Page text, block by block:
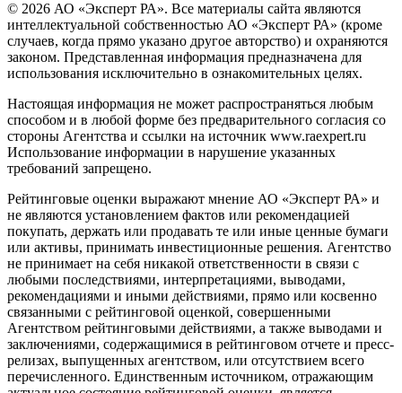
© 2026 АО «Эксперт РА». Все материалы сайта являются
интеллектуальной собственностью АО «Эксперт РА» (кроме
случаев, когда прямо указано другое авторство) и охраняются
законом. Представленная информация предназначена для
использования исключительно в ознакомительных целях.
Настоящая информация не может распространяться любым
способом и в любой форме без предварительного согласия со
стороны Агентства и ссылки на источник www.raexpert.ru
Использование информации в нарушение указанных
требований запрещено.
Рейтинговые оценки выражают мнение АО «Эксперт РА» и
не являются установлением фактов или рекомендацией
покупать, держать или продавать те или иные ценные бумаги
или активы, принимать инвестиционные решения. Агентство
не принимает на себя никакой ответственности в связи с
любыми последствиями, интерпретациями, выводами,
рекомендациями и иными действиями, прямо или косвенно
связанными с рейтинговой оценкой, совершенными
Агентством рейтинговыми действиями, а также выводами и
заключениями, содержащимися в рейтинговом отчете и пресс-
релизах, выпущенных агентством, или отсутствием всего
перечисленного. Единственным источником, отражающим